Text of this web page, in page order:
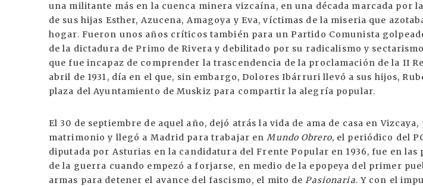
una militante más en la cuenca minera vizcaína, en una década marcada por
de sus hijas Esther, Azucena, Amagoya y Eva, víctimas de la miseria que
hogar. Fueron unos años críticos también para un Partido Comunista
de la dictadura de Primo de Rivera y debilitado por su radicalismo y
que fue incapaz de comprender la trascendencia de la proclamación de la II
abril de 1931, día en el que, sin embargo, Dolores Ibárruri llevó a sus hijos,
plaza del Ayuntamiento de Muskiz para compartir la alegría popular.
El 30 de septiembre de aquel año, dejó atrás la vida de ama de casa en
matrimonio y llegó a Madrid para trabajar enMundo Obrero, el periódico del
diputada por Asturias en la candidatura del Frente Popular en 1936, fue en las
de la guerra cuando empezó a forjarse, en medio de la epopeya del primer
armas para detener el avance del fascismo, el mito dePasionaria. Y con el